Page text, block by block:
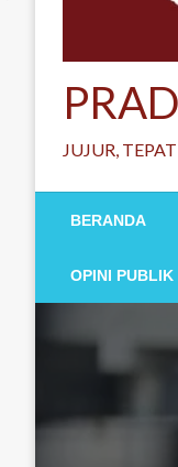
JUJUR,
BERANDA
OPINI PUBLIK